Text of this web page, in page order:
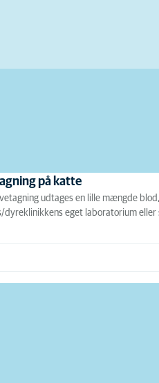
på katte
udtages en lille mængde
dyreklinikkens eget laboratorium eller